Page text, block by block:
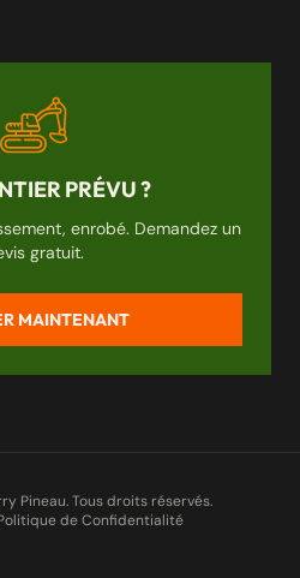
PRÉVU ?
enrobé. Demandez un
gratuit.
MAINTENANT
Pineau. Tous droits réservés.
de Confidentialité